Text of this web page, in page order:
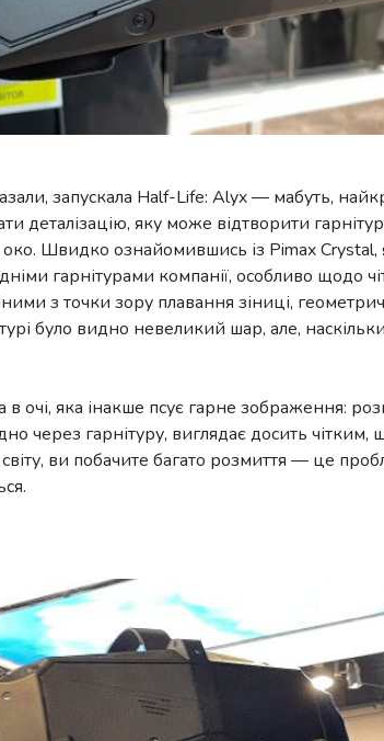
запускала Half-Life: Alyx — мабуть,
деталізацію, яку може відтворити
Швидко ознайомившись із Pimax Crystal,
гарнітурами компанії, особливо щодо
з точки зору плавання зіниці,
було видно невеликий шар, але,
очі, яка інакше псує гарне зображення:
через гарнітуру, виглядає досить
ви побачите багато розмиття — це